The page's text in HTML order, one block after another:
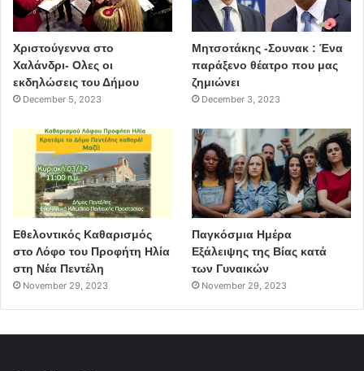
Χριστούγεννα στο
Χαλάνδρι- Ολες οι
εκδηλώσεις του Δήμου
December 5, 2023
Μητσοτάκης -Σουνακ : Ένα
παράξενο θέατρο που μας
ζημιώνει
December 3, 2023
Εθελοντικός Καθαρισμός
στο Λόφο του Προφήτη Ηλία
στη Νέα Πεντέλη
November 29, 2023
Παγκόσμια Ημέρα
Εξάλειψης της Βίας κατά
των Γυναικών
November 29, 2023